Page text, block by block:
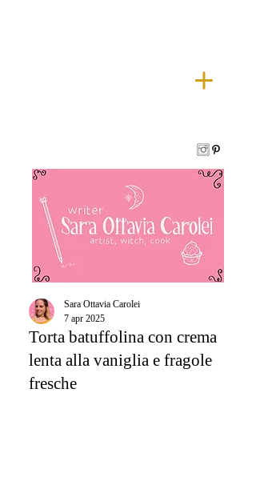
Torta batuffolina con crema
lenta alla vaniglia e fragole
fresche
Sara Ottavia Carolei
7 apr 2025